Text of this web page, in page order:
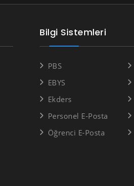
Bilgi Sistemleri
PBS
EBYS
Ekders
Personel E-Posta
Öğrenci E-Posta